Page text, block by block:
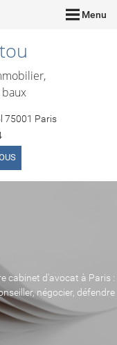
Menu
75001 Paris
cabinet d'avocat à Paris :
négocier, défendre